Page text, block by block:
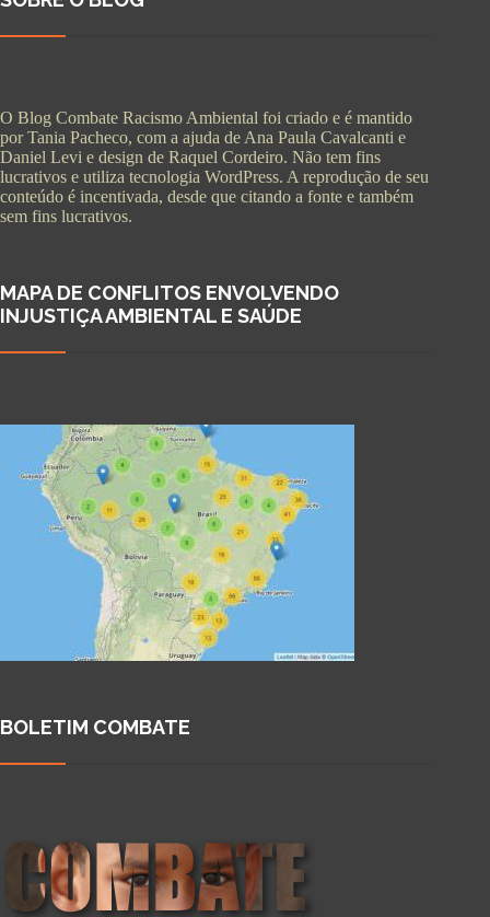
O Blog Combate Racismo Ambiental foi criado e é mantido
por Tania Pacheco, com a ajuda de Ana Paula Cavalcanti e
Daniel Levi e design de Raquel Cordeiro. Não tem fins
lucrativos e utiliza tecnologia WordPress. A reprodução de seu
conteúdo é incentivada, desde que citando a fonte e também
sem fins lucrativos.
MAPA DE CONFLITOS ENVOLVENDO
INJUSTIÇA AMBIENTAL E SAÚDE
BOLETIM COMBATE